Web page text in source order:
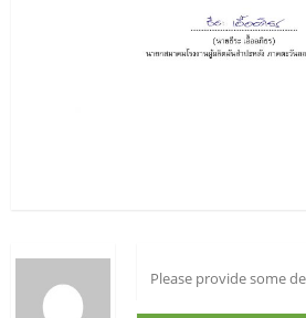
Please provide some